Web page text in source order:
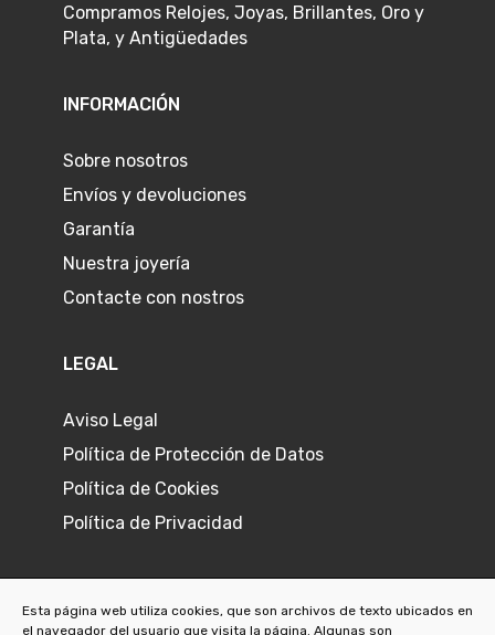
Compramos Relojes, Joyas, Brillantes, Oro y
Plata, y Antigüedades
INFORMACIÓN
Sobre nosotros
Envíos y devoluciones
Garantía
Nuestra joyería
Contacte con nostros
LEGAL
Aviso Legal
Política de Protección de Datos
Política de Cookies
Política de Privacidad
Esta página web utiliza cookies, que son archivos de texto ubicados en
el navegador del usuario que visita la página. Algunas son